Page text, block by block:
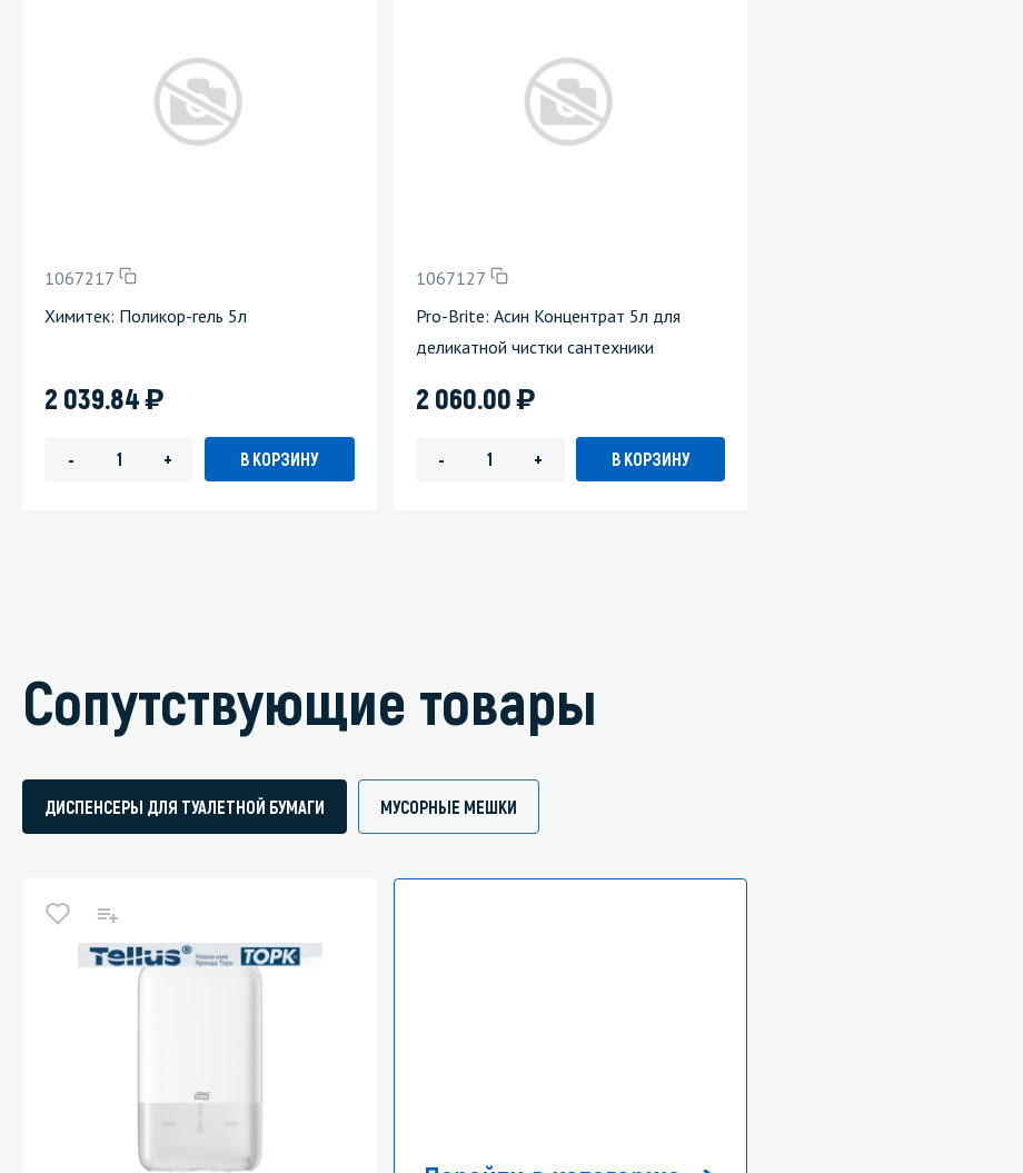
1067217
Химитек: Поликор-гель 5л
2 039.84)
- + В КОРЗИНУ
1067127
Pro-Brite: Асин Концентрат 5л для
деликатной чистки сантехники
2 060.00)
- + В КОРЗИНУ
Сопутствующие товары
ДИСПЕНСЕРЫ ДЛЯ ТУАЛЕТНОЙ БУМАГИ МУСОРНЫЕ МЕШКИ